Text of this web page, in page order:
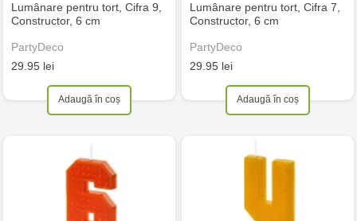
Lumânare pentru tort, Cifra 9,
Constructor, 6 cm
PartyDeco
29.95 lei
Adaugă în coș
Lumânare pentru tort, Cifra 7,
Constructor, 6 cm
PartyDeco
29.95 lei
Adaugă în coș